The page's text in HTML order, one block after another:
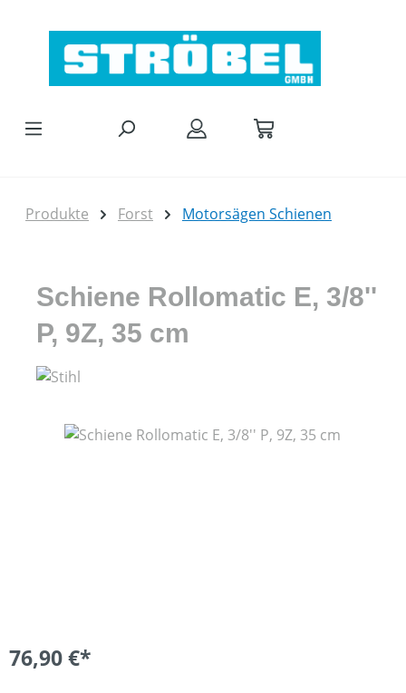
Produkte Forst Motorsägen Schienen
Schiene Rollomatic E, 3/8''
P, 9Z, 35 cm
Bildergalerie überspringen
76,90 €*